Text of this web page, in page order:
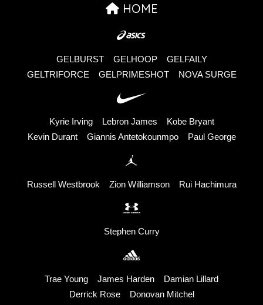
HOME
GELBURST GELHOOP
GELFAILY
GELTRIFORCE
GELPRIMESHOT NOVA SURGE
Kyrie Irving Lebron James
Kobe Bryant
Kevin Durant
Giannis Antetokounmpo Paul George
Russell Westbrook Zion Williamson Rui Hachimura
Stephen Curry
Trae Young James Harden
Damian Lillard
Derrick Rose
Donovan Mitchel